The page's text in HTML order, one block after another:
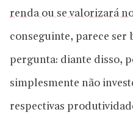
renda ou se valorizará
conseguinte, parece ser
pergunta: diante disso,
simplesmente não
respectivas